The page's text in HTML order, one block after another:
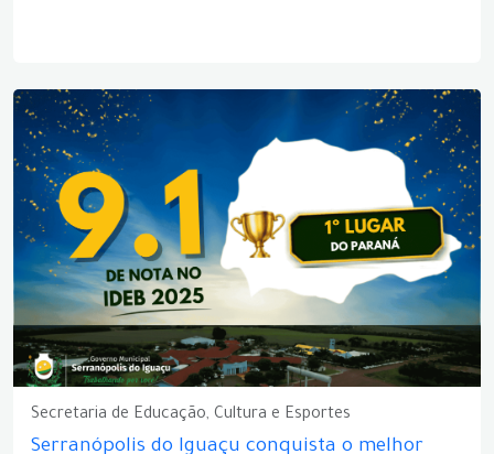
Secretaria de Educação, Cultura e Esportes
Serranópolis do Iguaçu conquista o melhor